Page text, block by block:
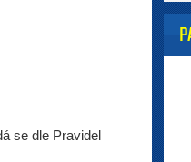
se dle Pravidel